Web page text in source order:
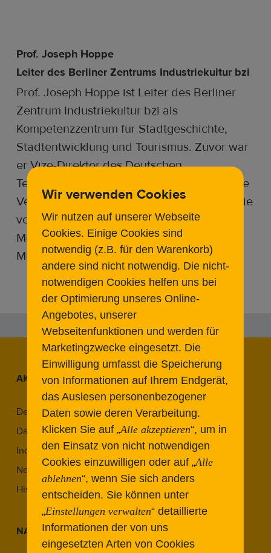
Prof. Joseph Hoppe
Leiter des Berliner Zentrums Industriekultur bzi
Prof. Joseph Hoppe ist Leiter des Berliner
Zentrum Industriekultur bzi als
Kompetenzzentrum für Stadtgeschichte,
Stadtentwicklung und Tourismus. Zuvor war
er Vize-Direktor des Deutschen
Technikmuseums in Berlin. Er hat zahlreiche
Veröffentlichungen und Vorträge zur Historie
von Berliner Industriekultur,
Mediengeschichte sowie allgemeiner
Museumspraxis publiziert bzw. gehalten.
AKTUELLE BEITRÄGE
Denkmal & Reparaturgesellschaft
Das THF-Denkmalkonzept
Industriekultur in Berlin
Neue Wege im Denkmal
Historic Airports Revisited
NAVIGATION
Wir verwenden Cookies
Wir nutzen auf unserer Webseite
Cookies. Einige Cookies sind
notwendig (z.B. für den Warenkorb)
andere sind nicht notwendig. Die nicht-
notwendigen Cookies helfen uns bei
der Optimierung unseres Online-
Angebotes, unserer
Webseitenfunktionen und werden für
Marketingzwecke eingesetzt. Die
Einwilligung umfasst die Speicherung
von Informationen auf Ihrem Endgerät,
das Auslesen personenbezogener
Daten sowie deren Verarbeitung.
Klicken Sie auf „Alle akzeptieren“, um in
den Einsatz von nicht notwendigen
Cookies einzuwilligen oder auf „Alle
ablehnen“, wenn Sie sich anders
entscheiden. Sie können unter
„Einstellungen verwalten“ detaillierte
Informationen der von uns
eingesetzten Arten von Cookies